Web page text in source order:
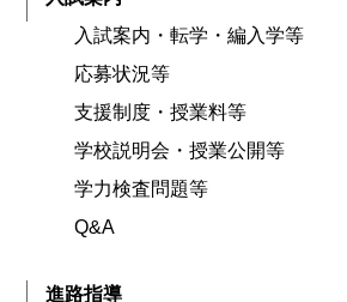
入試案内・転学・編入学等
応募状況等
支援制度・授業料等
学校説明会・授業公開等
学力検査問題等
Q&A
進路指導